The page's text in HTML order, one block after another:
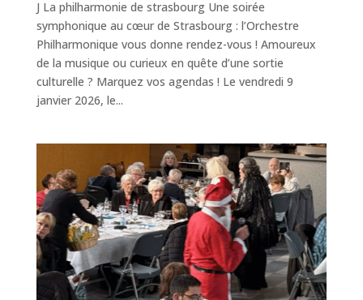
J La philharmonie de strasbourg Une soirée
symphonique au cœur de Strasbourg : l’Orchestre
Philharmonique vous donne rendez-vous ! Amoureux
de la musique ou curieux en quête d’une sortie
culturelle ? Marquez vos agendas ! Le vendredi 9
janvier 2026, le...